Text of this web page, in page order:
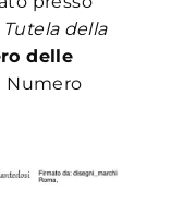
della
delle
Numero